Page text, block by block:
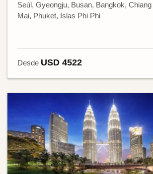
Seúl, Gyeongju, Busan, Bangkok,
Mai, Phuket, Islas Phi Phi
Desde USD 4522